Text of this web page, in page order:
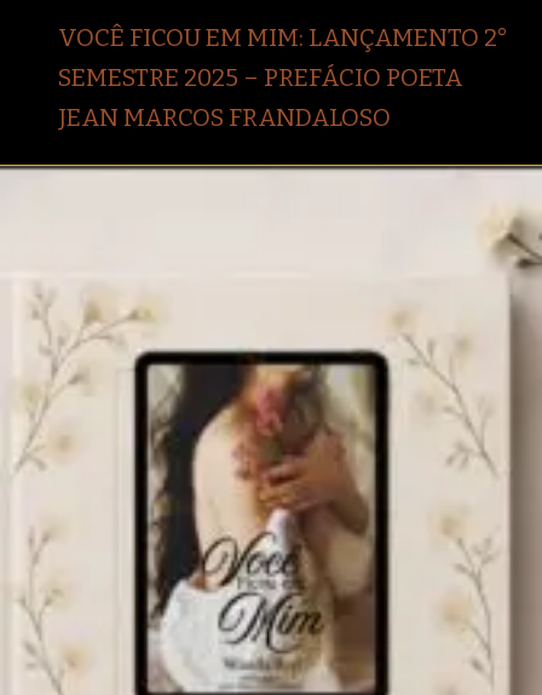
VOCÊ FICOU EM MIM: LANÇAMENTO 2°
SEMESTRE 2025 – PREFÁCIO POETA
JEAN MARCOS FRANDALOSO